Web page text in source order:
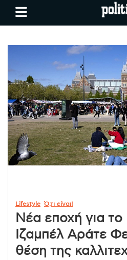
Skip
Θεσσαλονίκη,
όλο τον
politic.gr
Lifestyle Ό,τι είναι!
Νέα εποχή για το
Ιζαμπέλ Αράτε
θέση της